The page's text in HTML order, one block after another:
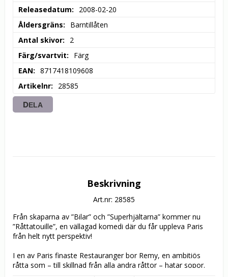
Releasedatum
2008-02-20
Åldersgräns
Barntillåten
Antal skivor
2
Färg/svartvit
Färg
EAN
8717418109608
Artikelnr
28585
DELA
Beskrivning
Art.nr: 28585
Från skaparna av ”Bilar” och ”Superhjältarna” kommer nu
”Råttatouille”, en vällagad komedi där du får uppleva Paris
från helt nytt perspektiv!
I en av Paris finaste Restauranger bor Remy, en ambitiös
råtta som – till skillnad från alla andra råttor – hatar sopor.